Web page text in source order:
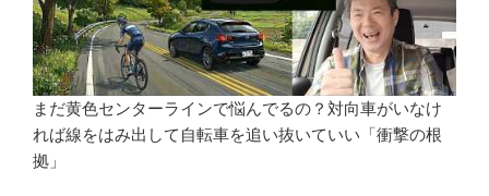
まだ黄色センターラインで悩んでるの？対向車がいなけ
れば線をはみ出して自転車を追い抜いていい「衝撃の根
拠」